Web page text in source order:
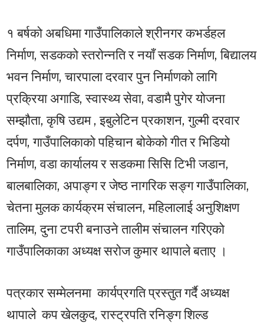
१ बर्षको अबधिमा गाउँपालिकाले श्रीनगर कभर्डहल
निर्माण, सडकको स्तराेन्नति र नयाँ सडक निर्माण, बिद्यालय
भवन निर्माण, चारपाला दरवार पुन निर्माणको लागि
प्रक्रिया अगाडि, स्वास्थ्य सेवा, वडामै पुगेर योजना
सम्झौता, कृषि उद्यम , इबुलेटिन प्रकाशन, गुल्मी दरवार
दर्पण, गाउँपालिकाको पहिचान बोकेको गीत र भिडियो
निर्माण, वडा कार्यालय र सडकमा सिसि टिभी जडान,
बालबालिका, अपाङ्ग र जेष्ठ नागरिक सङ्ग गाउँपालिका,
चेतना मुलक कार्यक्रम संचालन, महिलालाई अनुशिक्षण
तालिम, दुना टपरी बनाउने तालीम संचालन गरिएको
गाउँपालिकाका अध्यक्ष सरोज कुमार थापाले बताए ।
पत्रकार सम्मेलनमा कार्यप्रगति प्रस्तुत गर्दै अध्यक्ष
थापाले कप खेलकुद, रास्ट्रपति रनिङ्ग शिल्ड